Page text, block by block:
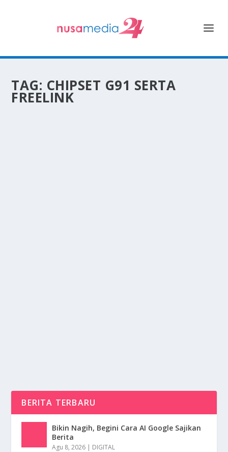
TAG: CHIPSET G91 SERTA
FREELINK
BERITA TERBARU
Bikin Nagih, Begini Cara AI Google Sajikan
Berita
Agu 8, 2026 | DIGITAL